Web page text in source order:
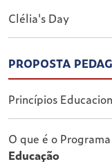
Clélia's Day
PROPOSTA
Princípios
O que é o
Educação